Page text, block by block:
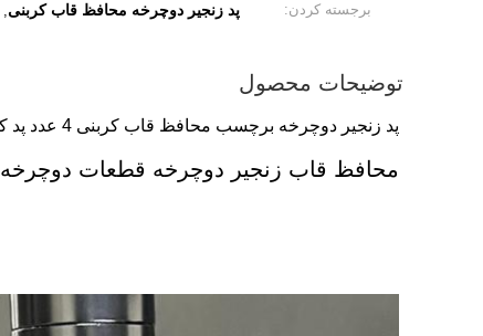
برجسته کردن:
پد زنجیر دوچرخه محافظ قاب کربنی,
توضیحات محصول
پد زنجیر دوچرخه برچسب محافظ قاب کربنی 4 عدد پد کامپوزیت PU
محافظ قاب زنجیر دوچرخه قطعات دوچرخه Chian Pad